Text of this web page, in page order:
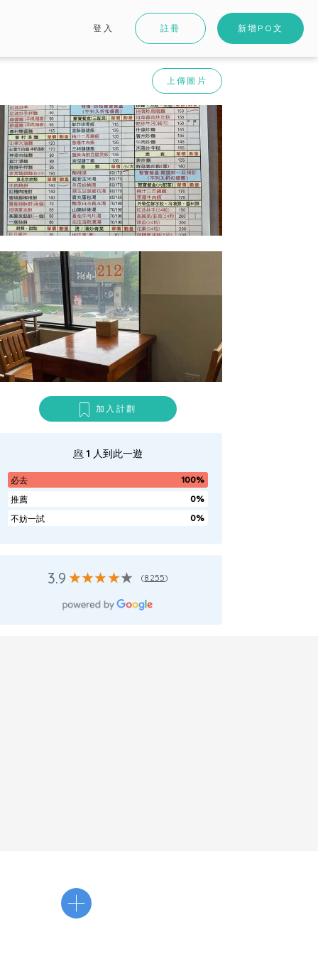
登入 註冊 新增PO文
上傳圖片
加入計劃
1 人到此一遊
必去
100%
推薦
0%
不妨一試
0%
3.9 (8255)